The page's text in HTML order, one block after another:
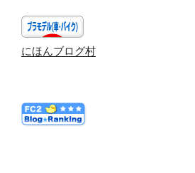
にほんブログ村